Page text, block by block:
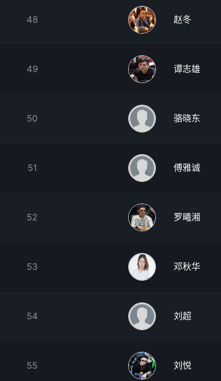
48 赵冬
49 谭志雄
50 骆晓东
51 傅雅诚
52 罗曦湘
53 邓秋华
54 刘超
55 刘悦